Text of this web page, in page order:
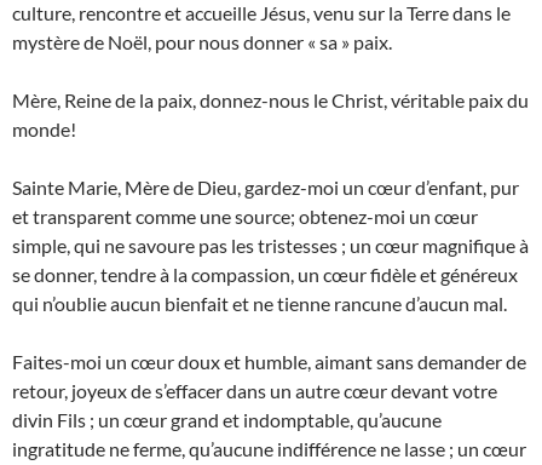
culture, rencontre et accueille Jésus, venu sur la Terre dans le
mystère de Noël, pour nous donner « sa » paix.
Mère, Reine de la paix, donnez-nous le Christ, véritable paix du
monde!
Sainte Marie, Mère de Dieu, gardez-moi un cœur d’enfant, pur
et transparent comme une source; obtenez-moi un cœur
simple, qui ne savoure pas les tristesses ; un cœur magnifique à
se donner, tendre à la compassion, un cœur fidèle et généreux
qui n’oublie aucun bienfait et ne tienne rancune d’aucun mal.
Faites-moi un cœur doux et humble, aimant sans demander de
retour, joyeux de s’effacer dans un autre cœur devant votre
divin Fils ; un cœur grand et indomptable, qu’aucune
ingratitude ne ferme, qu’aucune indifférence ne lasse ; un cœur